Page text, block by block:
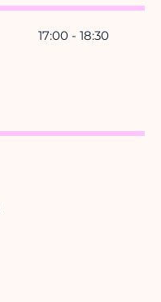
17:00 - 18:30